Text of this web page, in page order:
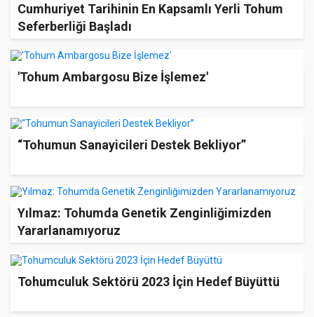
Cumhuriyet Tarihinin En Kapsamlı Yerli Tohum
Seferberliği Başladı
'Tohum Ambargosu Bize İşlemez'
“Tohumun Sanayicileri Destek Bekliyor”
Yılmaz: Tohumda Genetik Zenginliğimizden
Yararlanamıyoruz
Tohumculuk Sektörü 2023 İçin Hedef Büyüttü